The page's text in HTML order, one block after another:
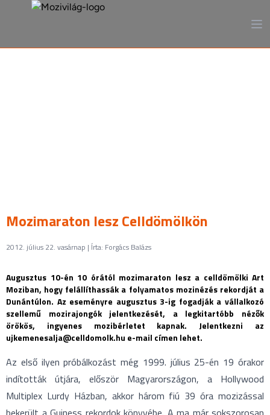
Mozimaraton lesz Celldömölkön
2012. július 22. vasárnap | Írta: Forgács Balázs
Augusztus 10-én 10 órától mozimaraton lesz a celldömölki Art
Moziban, hogy felállíthassák a folyamatos mozinézés rekordját a
Dunántúlon. Az eseményre augusztus 3-ig fogadják a vállalkozó
szellemű mozirajongók jelentkezését, a legkitartóbb nézők
örökös, ingyenes mozibérletet kapnak. Jelentkezni az
ujkemenesalja@celldomolk.hu e-mail címen lehet.
Az első ilyen próbálkozást még 1999. július 25-én 19 órakor
indították útjára, először Magyarországon, a Hollywood
Multiplex Lurdy Házban, akkor három fiú 39 óra mozizással